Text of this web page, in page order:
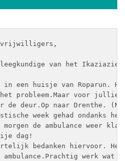
vrijwilligers,
van het
in een huisje van Roparun.
het probleem.Maar voor
de deur.Op naar Drenthe.
week gehad ondanks
de ambulance weer
dag!
bedanken hiervoor. Heel
ambulance.Prachtig werk wat